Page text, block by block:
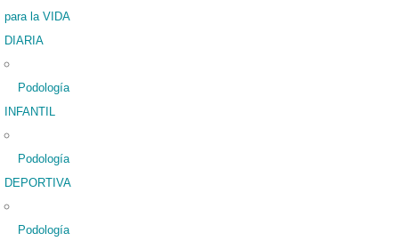
para la VIDA
DIARIA
Podología
INFANTIL
Podología
DEPORTIVA
Podología